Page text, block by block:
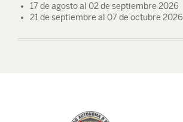
17 de agosto al 02 de septiembre 2026
21 de septiembre al 07 de octubre 2026